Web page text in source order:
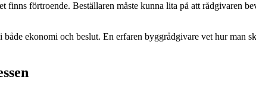
förtroende. Beställaren måste kunna lita på att rådgivaren
ekonomi och beslut. En erfaren byggrådgivare vet hur man